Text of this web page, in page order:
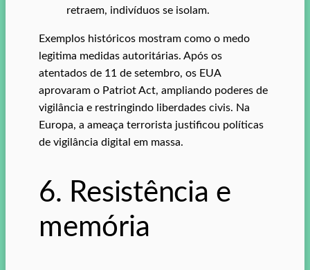
retraem, indivíduos se isolam.
Exemplos históricos mostram como o medo
legitima medidas autoritárias. Após os
atentados de 11 de setembro, os EUA
aprovaram o Patriot Act, ampliando poderes de
vigilância e restringindo liberdades civis. Na
Europa, a ameaça terrorista justificou políticas
de vigilância digital em massa.
6. Resistência e
memória